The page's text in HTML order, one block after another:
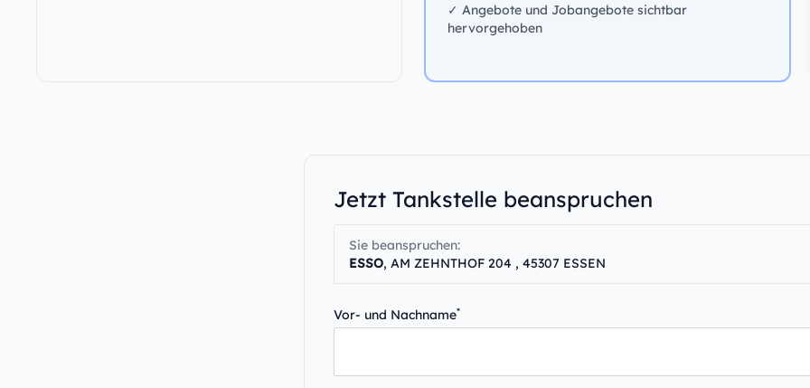
✓ Angebote und Jobangebote sichtbar
hervorgehoben
Jetzt Tankstelle beanspruchen
Sie beanspruchen:
ESSO, AM ZEHNTHOF 204 , 45307 ESSEN
Vor- und Nachname*